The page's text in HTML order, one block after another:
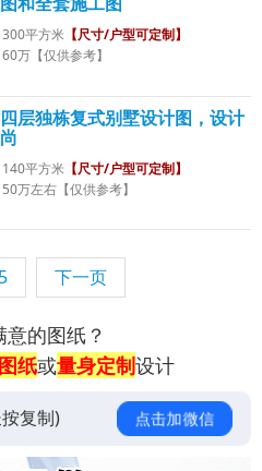
300平方米 【尺寸/户型可定制】
60万【仅供参考】
层独栋复式别墅设计图，设计
140平方米 【尺寸/户型可定制】
50万左右【仅供参考】
5 下一页
的图纸？
纸或量身定制设计
复制) 点击加微信